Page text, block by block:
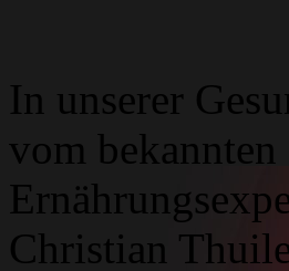
In unserer
vom
Christian